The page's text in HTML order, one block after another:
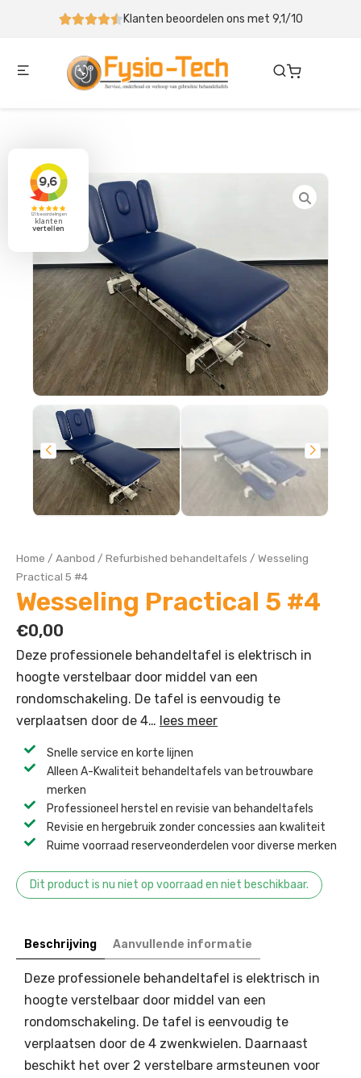
ons met 9,1/10 Behandeltafel binnen 5-10
Home / Aanbod / Refurbished behandeltafels / Wesseling
Practical 5 #4
Wesseling Practical 5 #4
€0,00
Deze professionele behandeltafel is elektrisch in
hoogte verstelbaar door middel van een
rondomschakeling. De tafel is eenvoudig te
verplaatsen door de 4… lees meer
Snelle service en korte lijnen
Alleen A-Kwaliteit behandeltafels van betrouwbare
merken
Professioneel herstel en revisie van behandeltafels ​
Revisie en hergebruik zonder concessies aan kwaliteit ​
Ruime voorraad reserveonderdelen voor diverse merken ​
Dit product is nu niet op voorraad en niet beschikbaar.
Beschrijving Aanvullende informatie
Deze professionele behandeltafel is elektrisch in
hoogte verstelbaar door middel van een
rondomschakeling. De tafel is eenvoudig te
verplaatsen door de 4 zwenkwielen. Daarnaast
beschikt het over 2 verstelbare armsteunen voor